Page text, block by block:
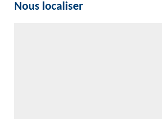
Nous localiser